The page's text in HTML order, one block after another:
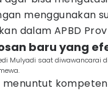
menggunakan
dalam APBD
baru yang
Mulyadi saat diwawancarai
menuntut